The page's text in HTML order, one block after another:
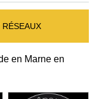
en Marne en